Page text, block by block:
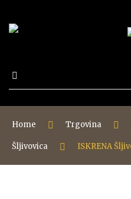
Išči:
Home Trgovina
Šljivovica ISKRENA